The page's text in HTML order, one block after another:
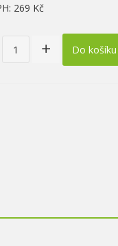
269 Kč
Do košíku